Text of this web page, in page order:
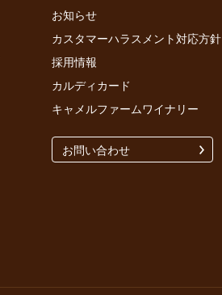
お知らせ
カスタマーハラスメント対応方針
採用情報
カルディカード
キャメルファームワイナリー
お問い合わせ